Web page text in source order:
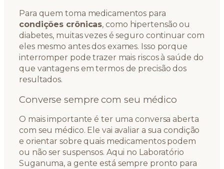
Para quem toma medicamentos para
condições crônicas, como hipertensão ou
diabetes, muitas vezes é seguro continuar com
eles mesmo antes dos exames. Isso porque
interromper pode trazer mais riscos à saúde do
que vantagens em termos de precisão dos
resultados.
Converse sempre com seu médico
O mais importante é ter uma conversa aberta
com seu médico. Ele vai avaliar a sua condição
e orientar sobre quais medicamentos podem
ou não ser suspensos. Aqui no Laboratório
Suganuma, a gente está sempre pronto para